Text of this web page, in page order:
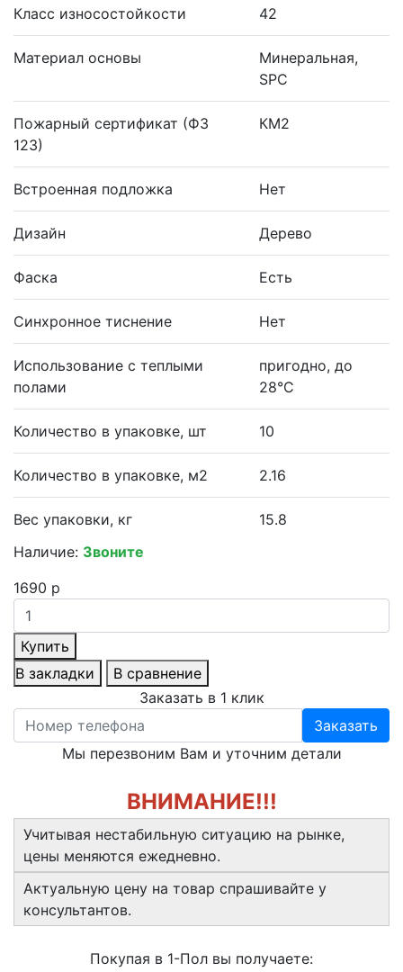
Класс износостойкости 42
Материал основы
Минеральная,
SPC
Пожарный сертификат (ФЗ
123)
КМ2
Встроенная подложка Нет
Дизайн Дерево
Фаска Есть
Синхронное тиснение Нет
Использование с теплыми
полами
пригодно, до
28°С
Количество в упаковке, шт 10
Количество в упаковке, м2 2.16
Вес упаковки, кг
15.8
Наличие: Звоните
1690 р
Купить
В закладки
В сравнение
Заказать в 1 клик
Заказать
Мы перезвоним Вам и уточним детали
ВНИМАНИЕ!!!
Учитывая нестабильную ситуацию на рынке,
цены меняются ежедневно.
Актуальную цену на товар спрашивайте у
консультантов.
Покупая в 1-Пол вы получаете: